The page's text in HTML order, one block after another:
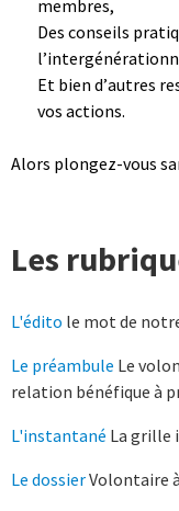
membres,
Des conseils
Et bien d’autres
vos actions.
Alors plongez-vous
Les
L'édito le mot de
Le préambule Le
relation bénéfique à
L'instantané La grille
Le dossierVolontaire